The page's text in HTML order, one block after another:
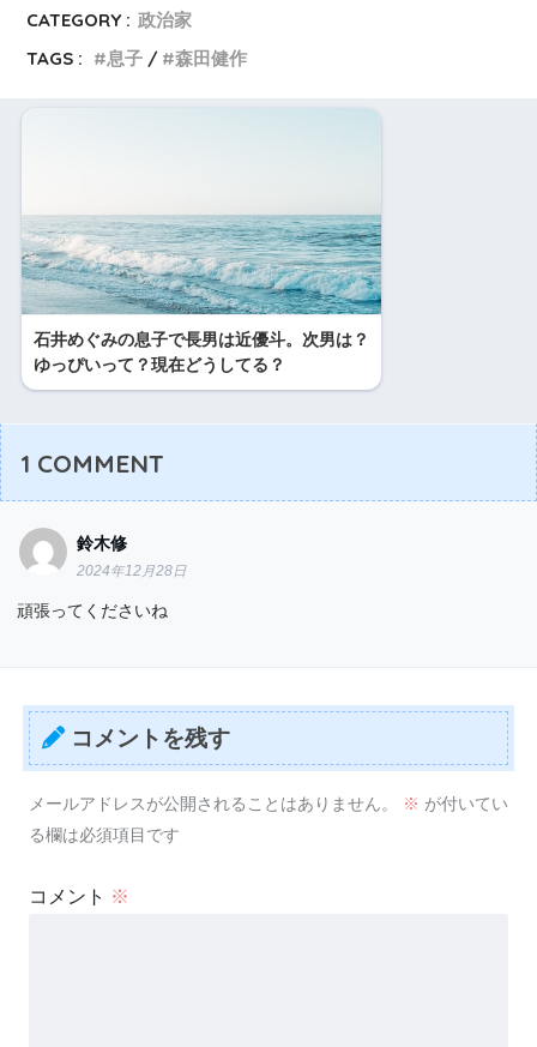
CATEGORY : 政治家
TAGS :
息子 森田健作
石井めぐみの息子で長男は近優斗。次男は？
ゆっぴいって？現在どうしてる？
1 COMMENT
鈴木修
2024年12月28日
頑張ってくださいね
コメントを残す
メールアドレスが公開されることはありません。 ※ が付いてい
る欄は必須項目です
コメント ※